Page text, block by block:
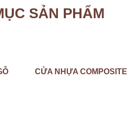
SẢN PHẨM
CỬA NHỰA COMPOSITE